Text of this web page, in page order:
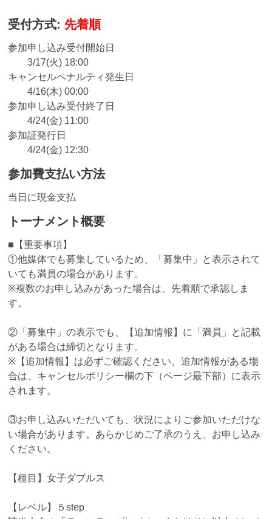
受付方式: 先着順
参加申し込み受付開始日
3/17(火) 18:00
キャンセルペナルティ発生日
4/16(木) 00:00
参加申し込み受付終了日
4/24(金) 11:00
参加証発行日
4/24(金) 12:30
参加費支払い方法
当日に現金支払
トーナメント概要
■【重要事項】
①他媒体でも募集しているため、「募集中」と表示されて
いても満員の場合があります。
※複数のお申し込みがあった場合は、先着順で承認しま
す。
②「募集中」の表示でも、【追加情報】に「満員」と記載
がある場合は締切となります。
※【追加情報】は必ずご確認ください。追加情報がある場
合は、キャンセルポリシー欄の下（ページ最下部）に表示
されます。
③お申し込みいただいても、状況によりご参加いただけな
い場合があります。あらかじめご了承のうえ、お申し込み
ください。
【種目】女子ダブルス
【レベル】５step